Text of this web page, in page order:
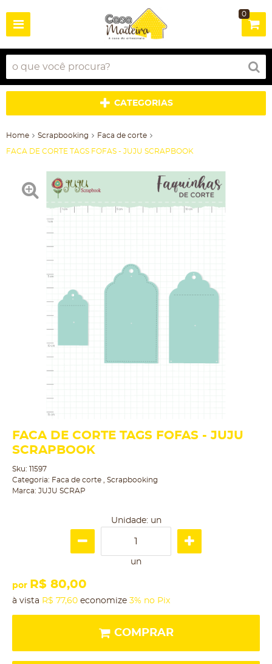
0
CATEGORIAS
Home Scrapbooking Faca de corte
FACA DE CORTE TAGS FOFAS - JUJU SCRAPBOOK
FACA DE CORTE TAGS FOFAS - JUJU
SCRAPBOOK
Sku: 11597
Categoria: Faca de corte
Scrapbooking
Marca: JUJU SCRAP
Unidade: un
un
por R$ 80,00
à vista R$ 77,60 economize 3% no Pix
COMPRAR